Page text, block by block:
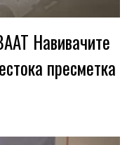
Навивачите
пресметка